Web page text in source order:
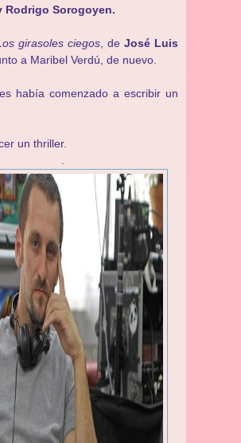
Rodrigo Sorogoyen.
girasoles ciegos , de José Luis
a Maribel Verdú, de nuevo.
había comenzado a escribir un
un thriller.